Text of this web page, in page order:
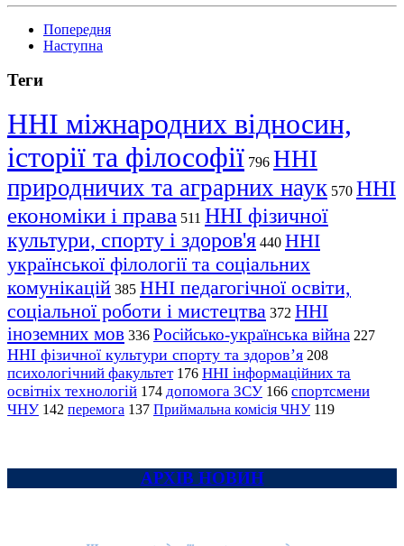
Попередня
Наступна
Теги
ННІ міжнародних відносин,
історії та філософії 796 ННІ
природничих та аграрних наук 570 ННІ
економіки і права 511 ННІ фізичної
культури, спорту і здоров'я 440 ННІ
української філології та соціальних
комунікацій 385 ННІ педагогічної освіти,
соціальної роботи і мистецтва 372 ННІ
іноземних мов 336 Російсько-українська війна 227
ННІ фізичної культури спорту та здоров’я 208
психологічний факультет 176 ННІ інформаційних та
освітніх технологій 174 допомога ЗСУ 166 спортсмени
ЧНУ 142 перемога 137 Приймальна комісія ЧНУ 119
АРХІВ НОВИН